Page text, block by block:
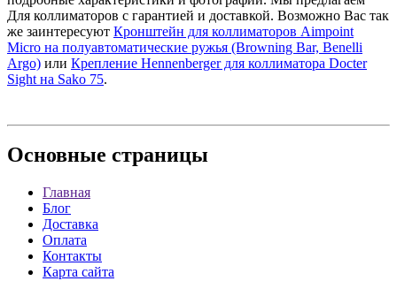
Для коллиматоров с гарантией и доставкой. Возможно Вас так
же заинтересуют Кронштейн для коллиматоров Aimpoint
Micro на полуавтоматические ружья (Browning Bar, Benelli
Argo) или Крепление Hennenberger для коллиматора Docter
Sight на Sako 75.
Основные страницы
Главная
Блог
Доставка
Оплата
Контакты
Карта сайта